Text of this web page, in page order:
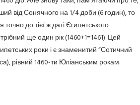
від Сонячного на 1/4 доби (6 годин), то
до тієї ж даті Єгипетського
ще один рік (1460+1=1461). Цей
роки і є знаменитий “Сотичний
рівний 1460-ти Юліанським рокам.